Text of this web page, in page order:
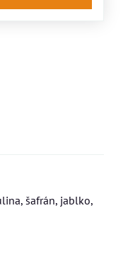
šafrán, jablko,